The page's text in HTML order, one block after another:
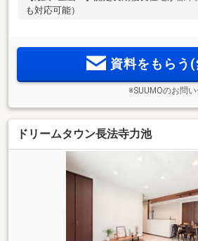
も対応可能）
資料をもらう
※SUUMOのお問
ドリームタウン長法寺力池